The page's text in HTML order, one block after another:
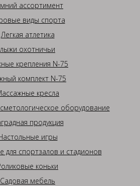
ассортимент
виды спорта
Легкая атлетика
лыжи охотничьи
крепления N-75
комплект N-75
кресла
оборудование
продукция
игры
для спортзалов и стадионов
коньки
Садовая мебель